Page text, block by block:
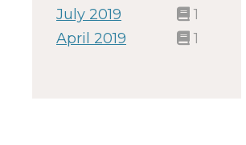
July 2019
1
April 2019
1